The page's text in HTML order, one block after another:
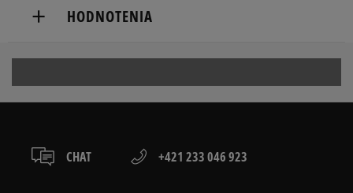
Dostupné spôsoby doručenia:
slovenská pošta - na adresu,
osobné prevzatie v predajni.
kartou,
Hoogoorddreef 9a
HODNOTENIA
264
počet recenzií
zo všetkých čias
3
CHAT +421 233 046 923